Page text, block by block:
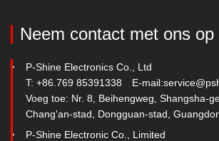
Neem contact met ons op
P-Shine Electronics Co., Ltd
T: +86.769 85391338
E-mail:
Voeg toe: Nr. 8, Beihengweg, Shangsha-
Chang'an-stad, Dongguan-stad,
P-Shine Electronic Co., Limited